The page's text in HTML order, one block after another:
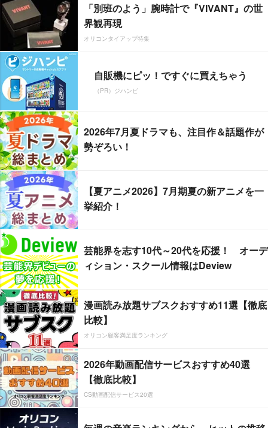
「別班のよう」腕時計で『VIVANT』の世
界観再現
オリコンタイアップ特集
自販機にピッ！ですぐに買えちゃう
（PR）ジハンピ
2026年7月夏ドラマも、注目作＆話題作が
勢ぞろい！
【夏アニメ2026】7月期夏の新アニメを一
挙紹介！
芸能界を志す10代～20代を応援！ オーデ
ィション・スクール情報はDeview
漫画読み放題サブスクおすすめ11選【徹底
比較】
オリコン顧客満足度ランキング
2026年動画配信サービスおすすめ40選
【徹底比較】
CS動画配信サービス20選